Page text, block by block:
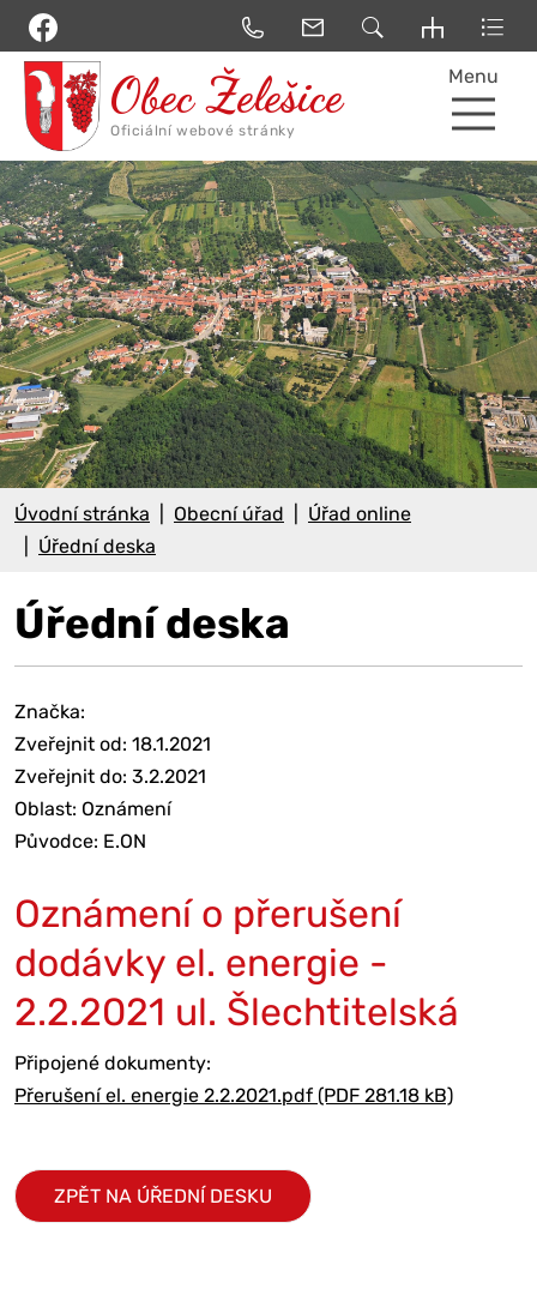
Menu
Úvodní stránka Obecní úřad
Úřad online
Úřední deska
Úřední deska
Značka:
Zveřejnit od: 18.1.2021
Zveřejnit do: 3.2.2021
Oblast: Oznámení
Původce: E.ON
Oznámení o přerušení
dodávky el. energie -
2.2.2021 ul. Šlechtitelská
Připojené dokumenty:
Přerušení el. energie 2.2.2021.pdf (PDF 281.18 kB)
ZPĚT NA ÚŘEDNÍ DESKU